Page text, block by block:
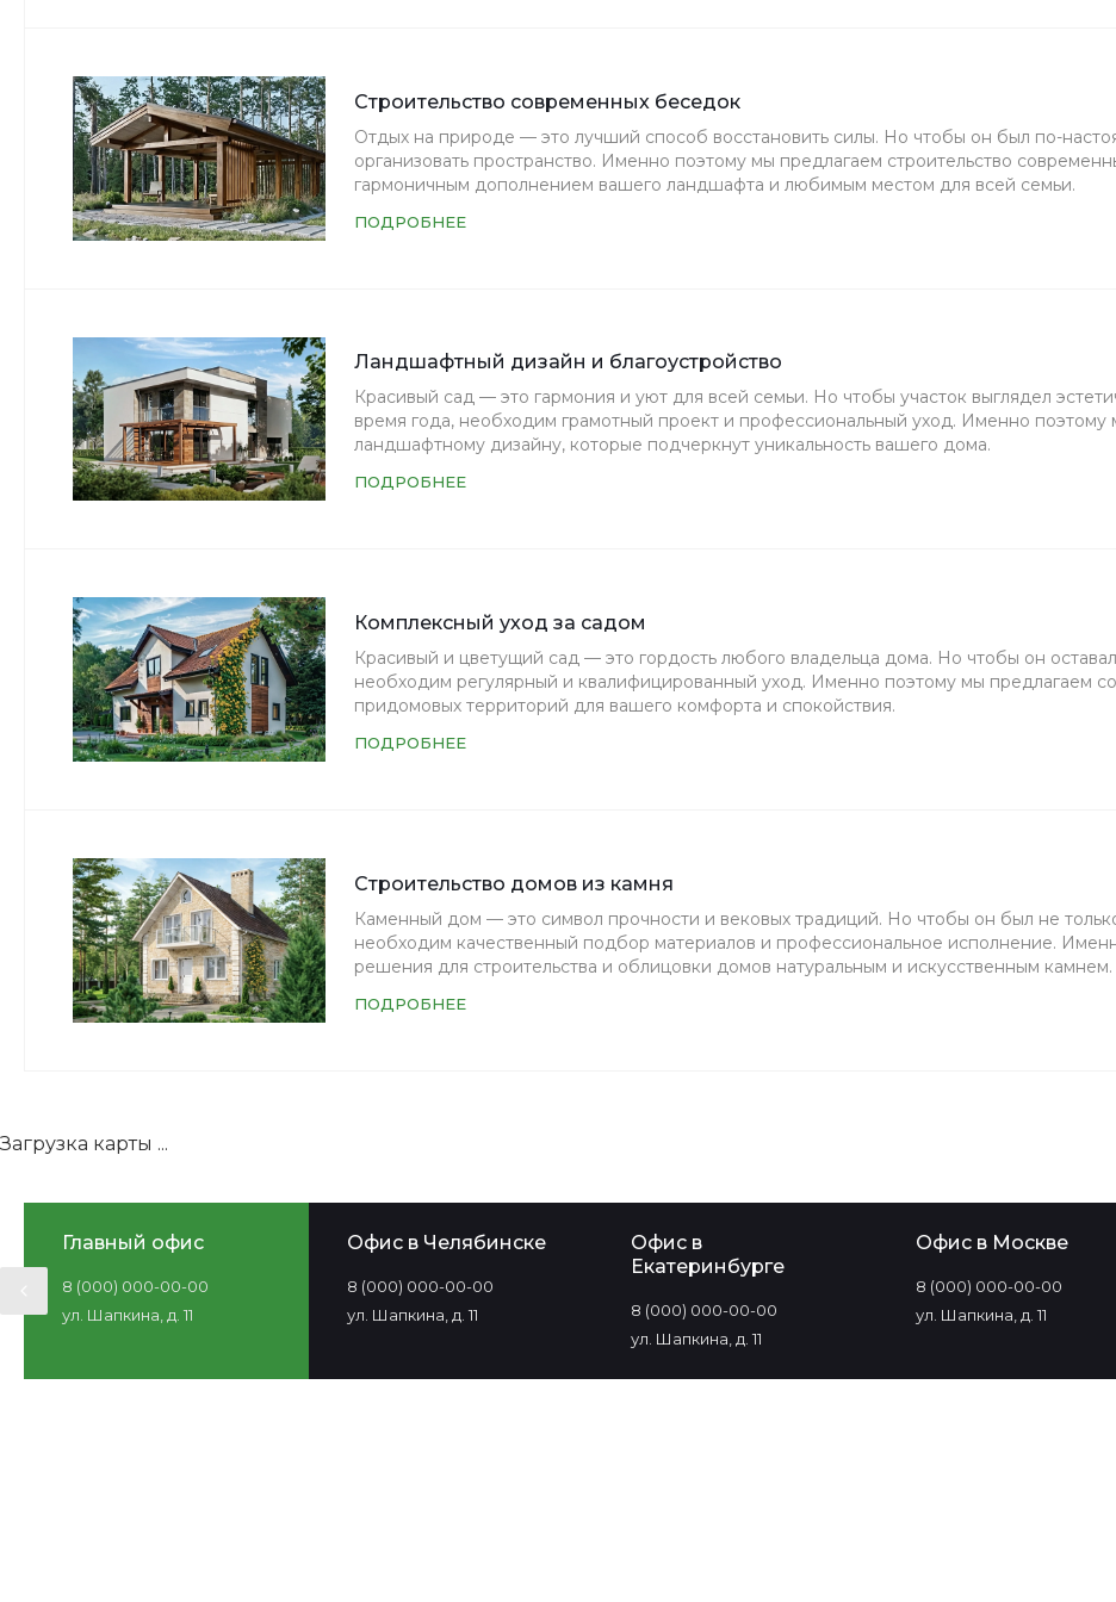
Строительство современных беседок
Отдых на природе — это лучший способ восстановить силы. Но чтобы он был по-
организовать пространство. Именно поэтому мы предлагаем строительство
гармоничным дополнением вашего ландшафта и любимым местом для всей семьи.
ПОДРОБНЕЕ
Ландшафтный дизайн и благоустройство
Красивый сад — это гармония и уют для всей семьи. Но чтобы участок выглядел
время года, необходим грамотный проект и профессиональный уход. Именно
ландшафтному дизайну, которые подчеркнут уникальность вашего дома.
ПОДРОБНЕЕ
Комплексный уход за садом
Красивый и цветущий сад — это гордость любого владельца дома. Но чтобы он
необходим регулярный и квалифицированный уход. Именно поэтому мы предлагаем
придомовых территорий для вашего комфорта и спокойствия.
ПОДРОБНЕЕ
Строительство домов из камня
Каменный дом — это символ прочности и вековых традиций. Но чтобы он был не
необходим качественный подбор материалов и профессиональное исполнение.
решения для строительства и облицовки домов натуральным и искусственным камнем.
ПОДРОБНЕЕ
Главный офис
8 (000) 000-00-00
ул. Шапкина, д. 11
Офис в Челябинске
8 (000) 000-00-00
ул. Шапкина, д. 11
Офис в
Екатеринбурге
8 (000) 000-00-00
ул. Шапкина, д. 11
Офис в Москве
8 (000) 000-00-00
ул. Шапкина, д. 11
Загрузка карты ...